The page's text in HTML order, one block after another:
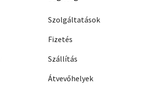
Szolgáltatások
Fizetés
Szállítás
Átvevőhelyek